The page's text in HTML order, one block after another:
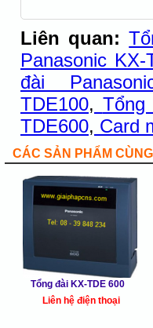
Liên quan:
Panasonic KX-
đài
TDE100, Tổng
TDE600, Card
CÁC SẢN PHẨM
Tổng đài KX-TDE 600
Liên hệ điện thoại